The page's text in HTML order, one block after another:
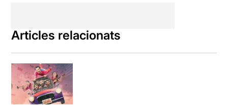
Articles relacionats